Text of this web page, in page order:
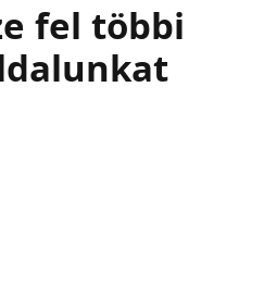
fel többi